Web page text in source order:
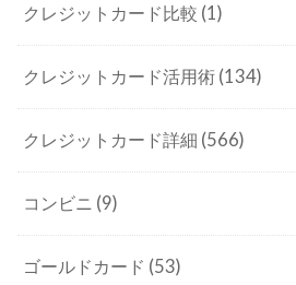
クレジットカード比較 (1)
クレジットカード活用術 (134)
クレジットカード詳細 (566)
コンビニ (9)
ゴールドカード (53)